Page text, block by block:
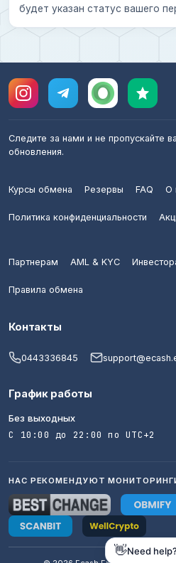
будет указан статус вашего
Следите за нами и не пропускайте
обновления.
Курсы обмена Резервы FAQ О
Политика конфиденциальности
Партнерам AML & KYC
Правила обмена
Контакты
0443336845
График работы
Без выходных
С 10:00 до 22:00 по UTC+2
НАС РЕКОМЕНДУЮТ
👋Need